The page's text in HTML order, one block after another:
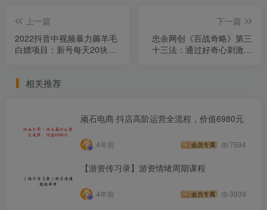
上一篇
2022抖音中视频暴力薅羊毛
白嫖项目：新号每天20块，
下一篇
忠余网创《百战奇略》第三
十三法：通过好奇心刺激赚
相关推荐
顽石电商·抖店高阶运营全流程，价值6980元
4年前 会员专属 7594
【游资传习录】游资情绪周期课程
4年前 会员专属 3939